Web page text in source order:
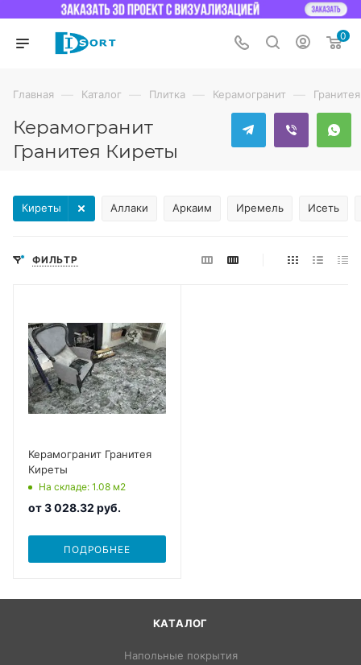
0
Главная — Каталог — Плитка — Керамогранит — Гранитея
Керамогранит
Гранитея Киреты
Аллаки Аркаим Иремель Исеть
Киреты
ФИЛЬТР
Керамогранит Гранитея
Киреты
На складе: 1.08 м2
от3 028.32 руб.
ПОДРОБНЕЕ
КАТАЛОГ
Напольные покрытия